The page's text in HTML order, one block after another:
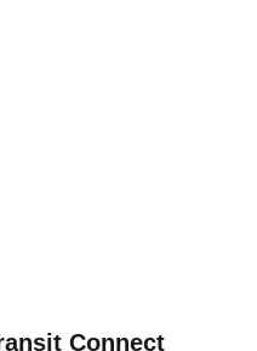
ausgewählte
genau betroffen
Connect